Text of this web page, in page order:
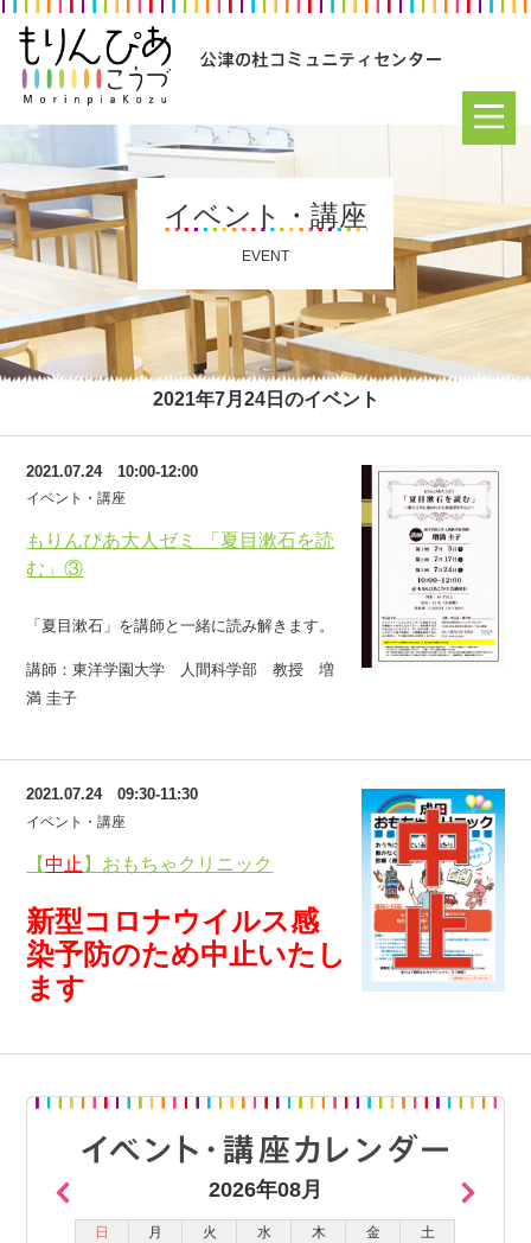
イベント・講座
EVENT
2021年7月24日のイベント
もりんぴあ大人ゼミ 「夏目漱石を読
む」③
2021.07.24 10:00-12:00
イベント・講座
「夏目漱石」を講師と一緒に読み解きます。
講師：東洋学園大学 人間科学部 教授 増
満 圭子
【中止 】おもちゃクリニック
2021.07.24 09:30-11:30
イベント・講座
新型コロナウイルス感
染予防のため中止いたし
ます
2026年08月
日 月 火 水 木 金
土